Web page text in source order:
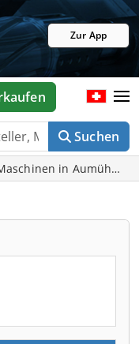
Zur App
Suchen
in Aumühle